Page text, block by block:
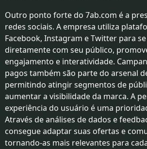
Outro ponto forte do 7ab.com é a
redes sociais. A empresa utiliza
Facebook, Instagram e Twitter para
diretamente com seu público,
engajamento e interatividade.
pagos também são parte do arsenal
permitindo atingir segmentos de
aumentar a visibilidade da marca. A
experiência do usuário é uma
Através de análises de dados e
consegue adaptar suas ofertas e
tornando-as mais relevantes para